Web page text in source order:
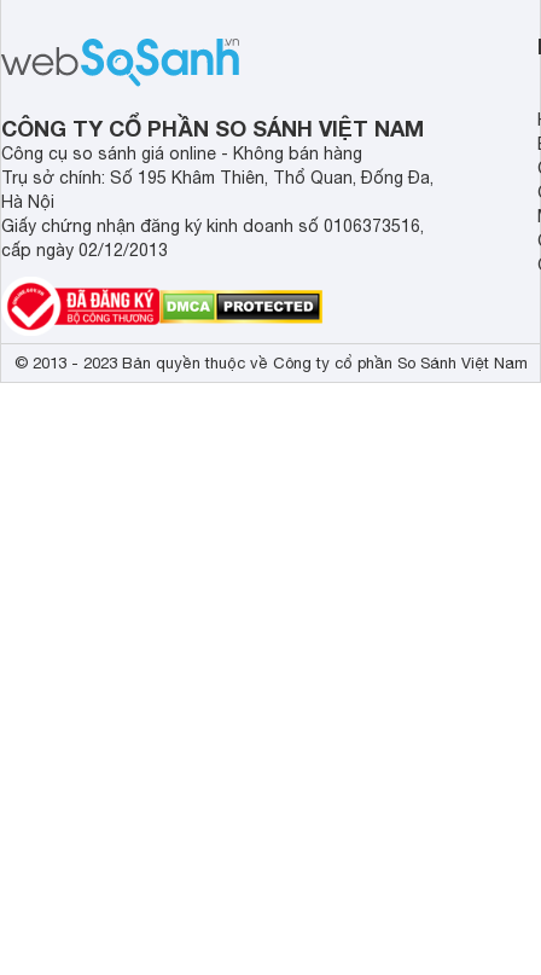
CÔNG TY CỔ PHẦN SO SÁNH VIỆT NAM
Công cụ so sánh giá online - Không bán hàng
Trụ sở chính: Số 195 Khâm Thiên, Thổ Quan, Đống Đa,
Hà Nội
Giấy chứng nhận đăng ký kinh doanh số 0106373516,
cấp ngày 02/12/2013
© 2013 - 2023 Bản quyền thuộc về Công ty cổ phần So Sánh Việt Nam